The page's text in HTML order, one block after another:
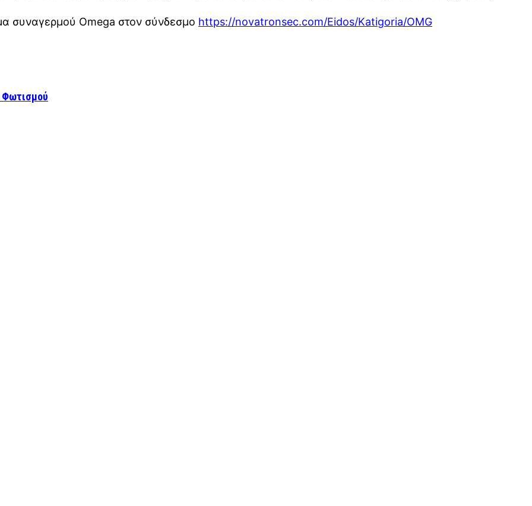
συναγερμού Omega στον σύνδεσμο https://novatronsec.com/Eidos/Katigoria/OMG
Φωτισμού